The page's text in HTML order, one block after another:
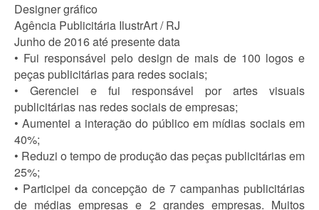
Designer gráfico
Agência Publicitária IlustrArt / RJ
Junho de 2016 até presente data
• Fui responsável pelo design de mais de 100 logos e
peças publicitárias para redes sociais;
• Gerenciei e fui responsável por artes visuais
publicitárias nas redes sociais de empresas;
• Aumentei a interação do público em mídias sociais em
40%;
• Reduzi o tempo de produção das peças publicitárias em
25%;
• Participei da concepção de 7 campanhas publicitárias
de médias empresas e 2 grandes empresas. Muitos